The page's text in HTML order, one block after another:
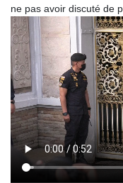
ne pas avoir discuté de